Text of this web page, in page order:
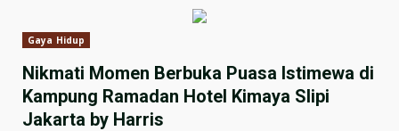
Gaya Hidup
Nikmati Momen Berbuka Puasa Istimewa di
Kampung Ramadan Hotel Kimaya Slipi
Jakarta by Harris